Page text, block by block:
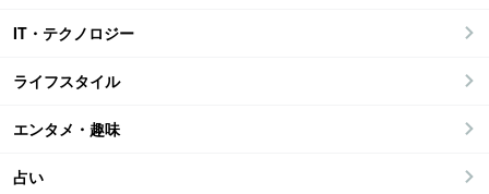
IT・テクノロジー
ライフスタイル
エンタメ・趣味
占い